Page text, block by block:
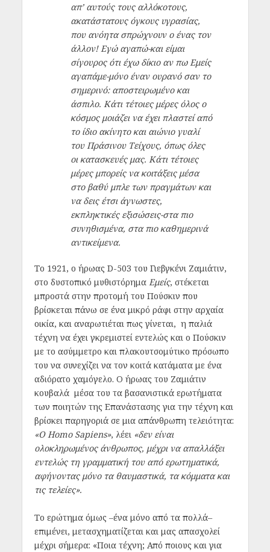
απ’ αυτούς τους αλλόκοτους,
ακατάστατους όγκους υγρασίας,
που ανόητα σπρώχνουν ο ένας τον
άλλον! Εγώ αγαπώ-και είμαι
σίγουρος ότι έχω δίκιο αν πω Εμείς
αγαπάμε-μόνο έναν ουρανό σαν το
σημερινό: αποστειρωμένο και
άσπιλο. Κάτι τέτοιες μέρες όλος ο
κόσμος μοιάζει να έχει πλαστεί από
το ίδιο ακίνητο και αιώνιο γυαλί
του Πράσινου Τείχους, όπως όλες
οι κατασκευές μας. Κάτι τέτοιες
μέρες μπορείς να κοιτάξεις μέσα
στο βαθύ μπλε των πραγμάτων και
να δεις έτσι άγνωστες,
εκπληκτικές εξισώσεις-στα πιο
συνηθισμένα, στα πιο καθημερινά
αντικείμενα.
Το 1921, ο ήρωας D-503 του Γιεβγκένι Ζαμιάτιν,
στο δυστοπικό μυθιστόρημα Εμείς, στέκεται
μπροστά στην προτομή του Πούσκιν που
βρίσκεται πάνω σε ένα μικρό ράφι στην αρχαία
οικία, και αναρωτιέται πως γίνεται, η παλιά
τέχνη να έχει γκρεμιστεί εντελώς και ο Πούσκιν
με το ασύμμετρο και πλακουτσομύτικο πρόσωπο
του να συνεχίζει να τον κοιτά κατάματα με ένα
αδιόρατο χαμόγελο. Ο ήρωας του Ζαμιάτιν
κουβαλά μέσα του τα βασανιστικά ερωτήματα
των ποιητών της Επανάστασης για την τέχνη και
βρίσκει παρηγοριά σε μια απάνθρωπη τελειότητα:
«Ο Homo Sapiens», λέει «δεν είναι
ολοκληρωμένος άνθρωπος, μέχρι να απαλλάξει
εντελώς τη γραμματική του από ερωτηματικά,
αφήνοντας μόνο τα θαυμαστικά, τα κόμματα και
τις τελείες».
Το ερώτημα όμως –ένα μόνο από τα πολλά–
επιμένει, μετασχηματίζεται και μας απασχολεί
μέχρι σήμερα: «Ποια τέχνη; Από ποιους και για